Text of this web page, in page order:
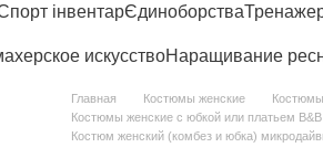
інвентарЄдиноборства
искусствоНаращивание
Главная Костюмы женские
Костюмы женские с юбкой или платьем B&B
Костюм женский (комбез и юбка)